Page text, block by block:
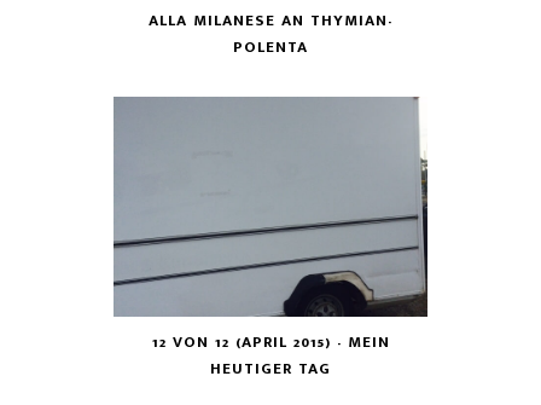
ALLA MILANESE AN THYMIAN-
POLENTA
12 VON 12 (APRIL 2015) - MEIN
HEUTIGER TAG